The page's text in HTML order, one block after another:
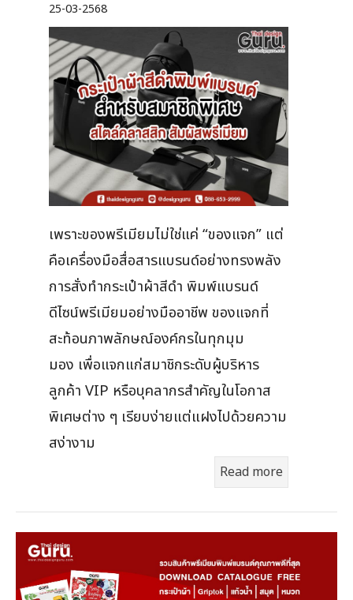
25-03-2568
เพราะของพรีเมียมไม่ใช่แค่ “ของแจก” แต่
คือเครื่องมือสื่อสารแบรนด์อย่างทรงพลัง
การสั่งทำกระเป๋าผ้าสีดำ พิมพ์แบรนด์
ดีไซน์พรีเมียมอย่างมืออาชีพ ของแจกที่
สะท้อนภาพลักษณ์องค์กรในทุกมุม
มอง เพื่อแจกแก่สมาชิกระดับผู้บริหาร
ลูกค้า VIP หรือบุคลากรสำคัญในโอกาส
พิเศษต่าง ๆ เรียบง่ายแต่แฝงไปด้วยความ
สง่างาม
Read more